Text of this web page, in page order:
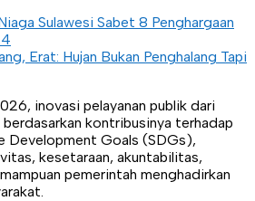
Sulawesi Sabet 8 Penghargaan
Erat: Hujan Bukan Penghalang Tapi
inovasi pelayanan publik dari
kontribusinya terhadap
Development Goals (SDGs),
kesetaraan, akuntabilitas,
pemerintah menghadirkan